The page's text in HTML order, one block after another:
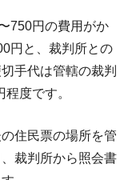
750円の費用がか
円と、裁判所との
手代は管轄の裁判
度です。
住民票の場所を管
裁判所から照会書